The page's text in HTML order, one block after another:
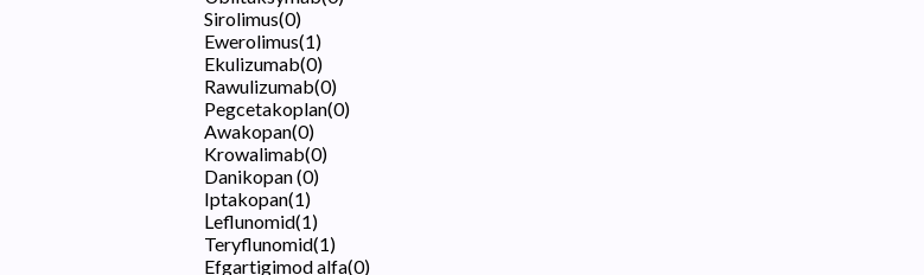
Sirolimus(0)
Ewerolimus(1)
Ekulizumab(0)
Rawulizumab(0)
Pegcetakoplan(0)
Awakopan(0)
Krowalimab(0)
Danikopan(0)
Iptakopan(1)
Leflunomid(1)
Teryflunomid(1)
Efgartigimod alfa(0)